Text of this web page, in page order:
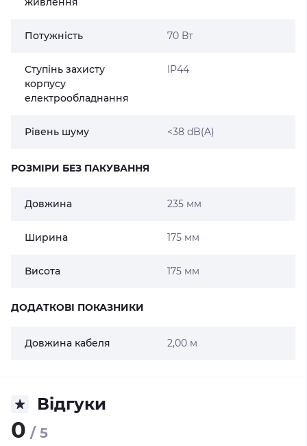
Потужність 70 Вт
Ступінь захисту
корпусу
електрообладнання
IP44
Рівень шуму <38 dB(A)
РОЗМІРИ БЕЗ ПАКУВАННЯ
Довжина 235 мм
Ширина 175 мм
Висота 175 мм
ДОДАТКОВІ ПОКАЗНИКИ
Довжина кабеля 2,00 м
Відгуки
0 / 5